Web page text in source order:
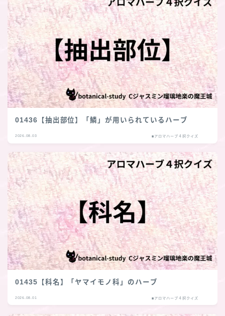
01436【抽出部位】「鱗」が用いられているハーブ
2026.08.03 ■アロマハーブ４択クイズ
01435【科名】「ヤマイモノ科」のハーブ
2026.08.01 ■アロマハーブ４択クイズ